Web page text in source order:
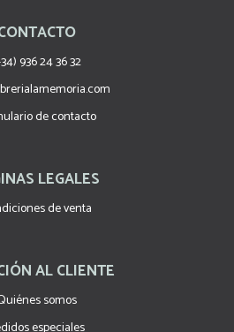
936 24 36 32
de contacto
LEGALES
de venta
AL CLIENTE
somos
especiales